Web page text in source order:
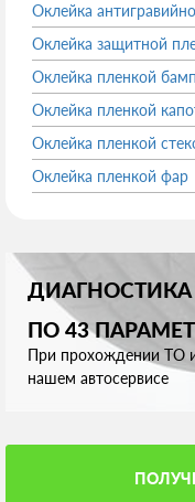
Оклейка
Оклейка защитной
Оклейка пленкой
Оклейка пленкой
Оклейка пленкой
Оклейка пленкой фар
ДИАГНОСТИКА
ПО 43
При прохождении ТО
нашем автосервисе